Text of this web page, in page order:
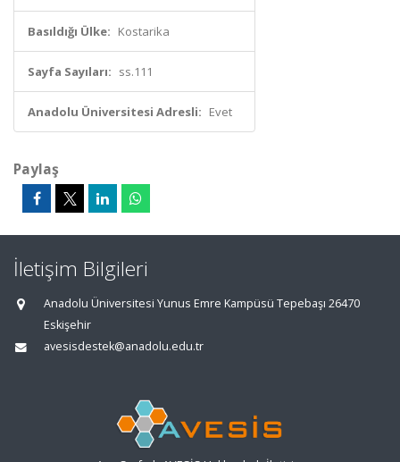
Basıldığı Ülke: Kostarika
Sayfa Sayıları: ss.111
Anadolu Üniversitesi Adresli: Evet
Paylaş
İletişim Bilgileri
Anadolu Üniversitesi Yunus Emre Kampüsü Tepebaşı 26470
Eskişehir
avesisdestek@anadolu.edu.tr